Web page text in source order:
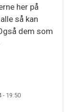
her på
så kan
dem som
- 19:50